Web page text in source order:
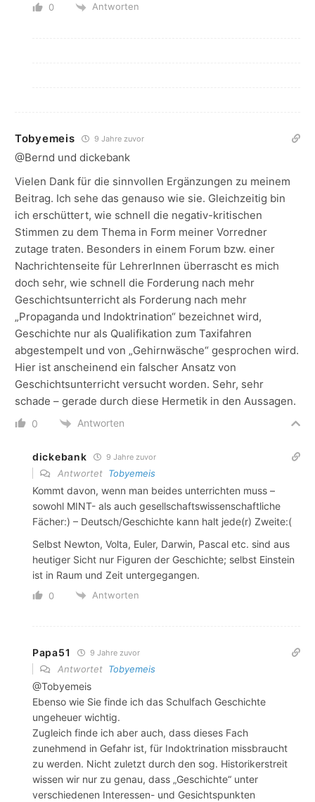
0 Antworten
Tobyemeis 9 Jahre zuvor
@Bernd und dickebank
Vielen Dank für die sinnvollen Ergänzungen zu meinem
Beitrag. Ich sehe das genauso wie sie. Gleichzeitig bin
ich erschüttert, wie schnell die negativ-kritischen
Stimmen zu dem Thema in Form meiner Vorredner
zutage traten. Besonders in einem Forum bzw. einer
Nachrichtenseite für LehrerInnen überrascht es mich
doch sehr, wie schnell die Forderung nach mehr
Geschichtsunterricht als Forderung nach mehr
„Propaganda und Indoktrination“ bezeichnet wird,
Geschichte nur als Qualifikation zum Taxifahren
abgestempelt und von „Gehirnwäsche“ gesprochen wird.
Hier ist anscheinend ein falscher Ansatz von
Geschichtsunterricht versucht worden. Sehr, sehr
schade – gerade durch diese Hermetik in den Aussagen.
0 Antworten
dickebank 9 Jahre zuvor
Antwortet Tobyemeis
Kommt davon, wenn man beides unterrichten muss –
sowohl MINT- als auch gesellschaftswissenschaftliche
Fächer:) – Deutsch/Geschichte kann halt jede(r) Zweite:(
Selbst Newton, Volta, Euler, Darwin, Pascal etc. sind aus
heutiger Sicht nur Figuren der Geschichte; selbst Einstein
ist in Raum und Zeit untergegangen.
0 Antworten
Papa51 9 Jahre zuvor
Antwortet Tobyemeis
@Tobyemeis
Ebenso wie Sie finde ich das Schulfach Geschichte
ungeheuer wichtig.
Zugleich finde ich aber auch, dass dieses Fach
zunehmend in Gefahr ist, für Indoktrination missbraucht
zu werden. Nicht zuletzt durch den sog. Historikerstreit
wissen wir nur zu genau, dass „Geschichte“ unter
verschiedenen Interessen- und Gesichtspunkten